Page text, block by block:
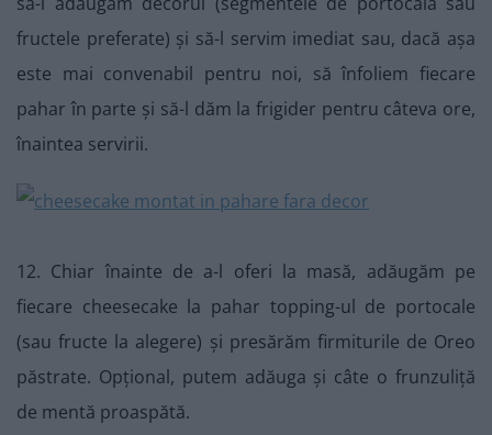
fructele preferate) și să-l servim imediat sau, dacă așa
este mai convenabil pentru noi, să înfoliem fiecare
pahar în parte și să-l dăm la frigider pentru câteva ore,
înaintea servirii.
12. Chiar înainte de a-l oferi la masă, adăugăm pe
fiecare cheesecake la pahar topping-ul de portocale
(sau fructe la alegere) și presărăm firmiturile de Oreo
păstrate. Opțional, putem adăuga și câte o frunzuliță
de mentă proaspătă.